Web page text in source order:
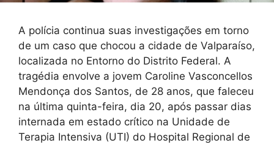
A polícia continua suas investigações em torno
de um caso que chocou a cidade de Valparaíso,
localizada no Entorno do Distrito Federal. A
tragédia envolve a jovem Caroline Vasconcellos
Mendonça dos Santos, de 28 anos, que faleceu
na última quinta-feira, dia 20, após passar dias
internada em estado crítico na Unidade de
Terapia Intensiva (UTI) do Hospital Regional de